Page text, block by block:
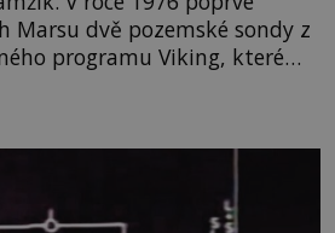
Marsu dvě pozemské sondy z
programu Viking, které
fotografie záhadami
Viking 1 zde zaznamená
zachytí podivný útvar
tvář. NASA (Národní úřad